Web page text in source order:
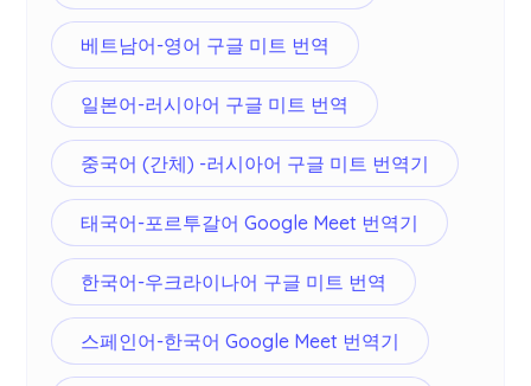
베트남어-영어 구글 미트 번역
일본어-러시아어 구글 미트 번역
중국어 (간체) -러시아어 구글 미트 번역기
태국어-포르투갈어 Google Meet 번역기
한국어-우크라이나어 구글 미트 번역
스페인어-한국어 Google Meet 번역기